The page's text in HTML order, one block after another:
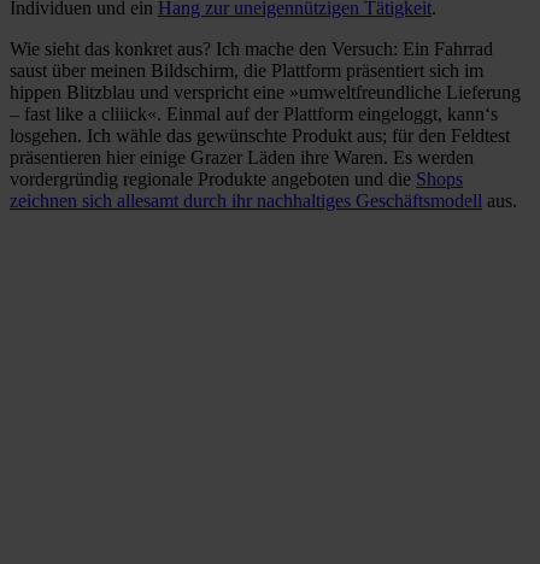
Individuen und ein Hang zur uneigennützigen Tätigkeit.
Wie sieht das konkret aus? Ich mache den Versuch: Ein Fahrrad
saust über meinen Bildschirm, die Plattform präsentiert sich im
hippen Blitzblau und verspricht eine »umweltfreundliche Lieferung
– fast like a cliiick«. Einmal auf der Plattform eingeloggt, kann‘s
losgehen. Ich wähle das gewünschte Produkt aus; für den Feldtest
präsentieren hier einige Grazer Läden ihre Waren. Es werden
vordergründig regionale Produkte angeboten und die Shops
zeichnen sich allesamt durch ihr nachhaltiges Geschäftsmodell aus.